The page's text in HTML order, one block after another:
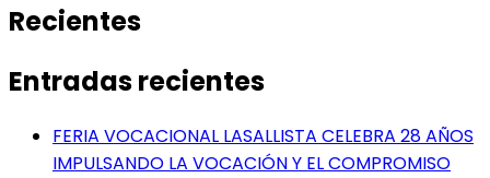
Recientes
Entradas recientes
FERIA VOCACIONAL LASALLISTA CELEBRA 28 AÑOS
IMPULSANDO LA VOCACIÓN Y EL COMPROMISO